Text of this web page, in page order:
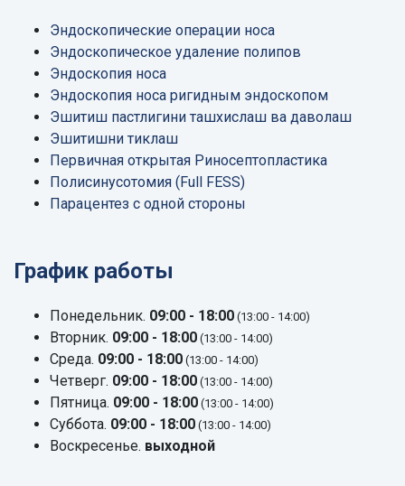
Эндоскопические операции носа
Эндоскопическое удаление полипов
Эндоскопия носа
Эндоскопия носа ригидным эндоскопом
Эшитиш пастлигини ташхислаш ва даволаш
Эшитишни тиклаш
Первичная открытая Риносептопластика
Полисинусотомия (Full FESS)
Парацентез с одной стороны
График работы
Понедельник. 09:00 - 18:00 (13:00 - 14:00)
Вторник. 09:00 - 18:00 (13:00 - 14:00)
Среда. 09:00 - 18:00 (13:00 - 14:00)
Четверг. 09:00 - 18:00 (13:00 - 14:00)
Пятница. 09:00 - 18:00 (13:00 - 14:00)
Суббота. 09:00 - 18:00 (13:00 - 14:00)
Воскресенье. выходной